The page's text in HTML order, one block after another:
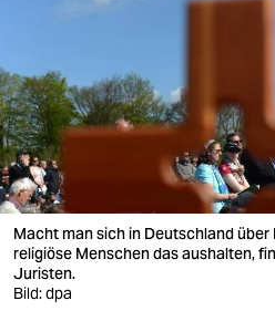
berlin
nord
wahrheit
verlag
verlag
veranstaltungen
Macht man sich in Deutschland über
religiöse Menschen das aushalten,
Juristen.
Bild: dpa